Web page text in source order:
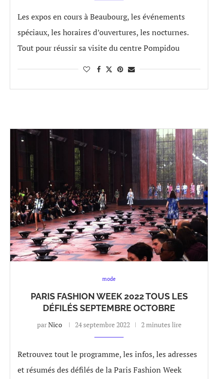
Les expos en cours à Beaubourg, les événements
spéciaux, les horaires d’ouvertures, les nocturnes.
Tout pour réussir sa visite du centre Pompidou
mode
PARIS FASHION WEEK 2022 TOUS LES
DÉFILÉS SEPTEMBRE OCTOBRE
parNico 24 septembre 2022 2 minutes lire
Retrouvez tout le programme, les infos, les adresses
et résumés des défilés de la Paris Fashion Week